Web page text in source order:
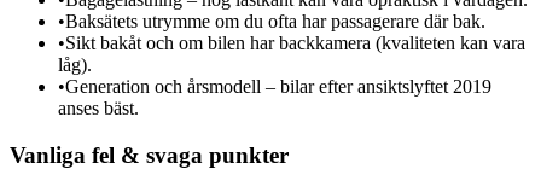
•Baksätets utrymme om du ofta har passagerare där bak.
•Sikt bakåt och om bilen har backkamera (kvaliteten kan vara
låg).
•Generation och årsmodell – bilar efter ansiktslyftet 2019
anses bäst.
Vanliga fel & svaga punkter